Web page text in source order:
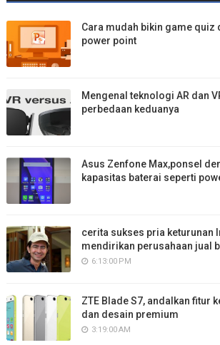
Cara mudah bikin game
power point
Mengenal teknologi AR dan
perbedaan keduanya
Asus Zenfone Max,ponsel
kapasitas baterai seperti
cerita sukses pria keturunan
mendirikan perusahaan jual
6:13:00 PM
ZTE Blade S7, andalkan fitur
dan desain premium
3:19:00 AM